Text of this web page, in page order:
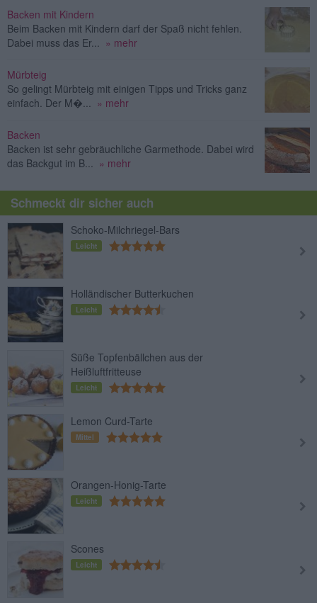
Backen mit Kindern
Beim Backen mit Kindern darf der Spaß nicht fehlen.
Dabei muss das Er... » mehr
Mürbteig
So gelingt Mürbteig mit einigen Tipps und Tricks ganz
einfach. Der M�... » mehr
Backen
Backen ist sehr gebräuchliche Garmethode. Dabei wird
das Backgut im B... » mehr
Schmeckt dir sicher auch
Schoko-Milchriegel-Bars
Leicht
Holländischer Butterkuchen
Leicht
Süße Topfenbällchen aus der
Heißluftfritteuse
Leicht
Lemon Curd-Tarte
Mittel
Orangen-Honig-Tarte
Leicht
Scones
Leicht